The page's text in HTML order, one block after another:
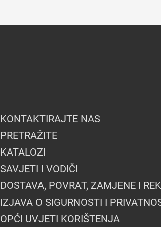
KONTAKTIRAJTE NAS
PRETRAŽITE
KATALOZI
SAVJETI I VODIČI
DOSTAVA, POVRAT, ZAMJENE I
IZJAVA O SIGURNOSTI I
OPĆI UVJETI KORIŠTENJA